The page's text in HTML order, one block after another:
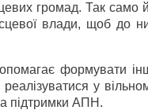
громад. Так
влади, щоб до
формувати
у
підтримки АПН.